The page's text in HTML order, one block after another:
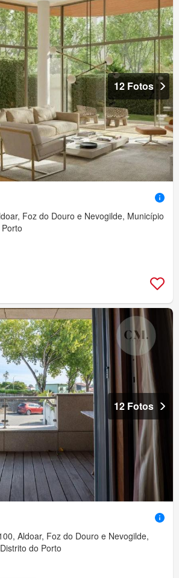
12 Fotos
Foz do Douro e Nevogilde, Município
12 Fotos
Aldoar, Foz do Douro e Nevogilde,
do Porto